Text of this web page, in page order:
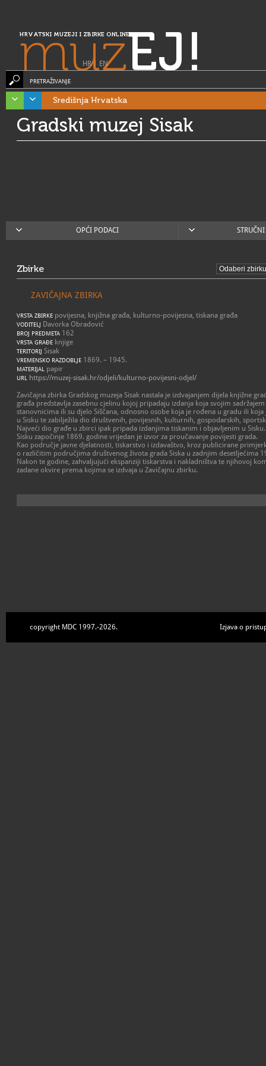
HRVATSKI MUZEJI I ZBIRKE ONLINE
muzEJ!
HR| EN
PRETRAŽIVANJE
Središnja Hrvatska
Gradski muzej Sisak
OPĆI PODACI
Zbirke
ZAVIČAJNA ZBIRKA
VRSTA ZBIRKE povijesna, knjižna građa, kulturno-povijesna, tiskana građa
VODITELJ Davorka Obradović
BROJ PREDMETA 162
VRSTA GRAĐE knjige
TERITORIJ Sisak
VREMENSKO RAZDOBLJE 1869. – 1945.
MATERIJAL papir
URL https://muzej-sisak.hr/odjeli/kulturno-povijesni-odjel/
Zavičajna zbirka Gradskog muzeja Sisak nastala je izdvajanjem dijela knjižne
građa predstavlja zasebnu cjelinu kojoj pripadaju izdanja koja svojim
stanovnicima ili su djelo Siščana, odnosno osobe koja je rođena u gradu ili
u Sisku te zabilježila dio društvenih, povijesnih, kulturnih, gospodarskih,
Najveći dio građe u zbirci ipak pripada izdanjima tiskanim i objavljenim u
Sisku započinje 1869. godine vrijedan je izvor za proučavanje povijesti grada.
Kao područje javne djelatnosti, tiskarstvo i izdavaštvo, kroz publicirane
o različitim područjima društvenog života grada Siska u zadnjim desetljećima
Nakon te godine, zahvaljujući ekspanziji tiskarstva i nakladništva te njihovoj
zadane okvire prema kojima se izdvaja u Zavičajnu zbirku.
copyright MDC 1997.-2026. Izjava o